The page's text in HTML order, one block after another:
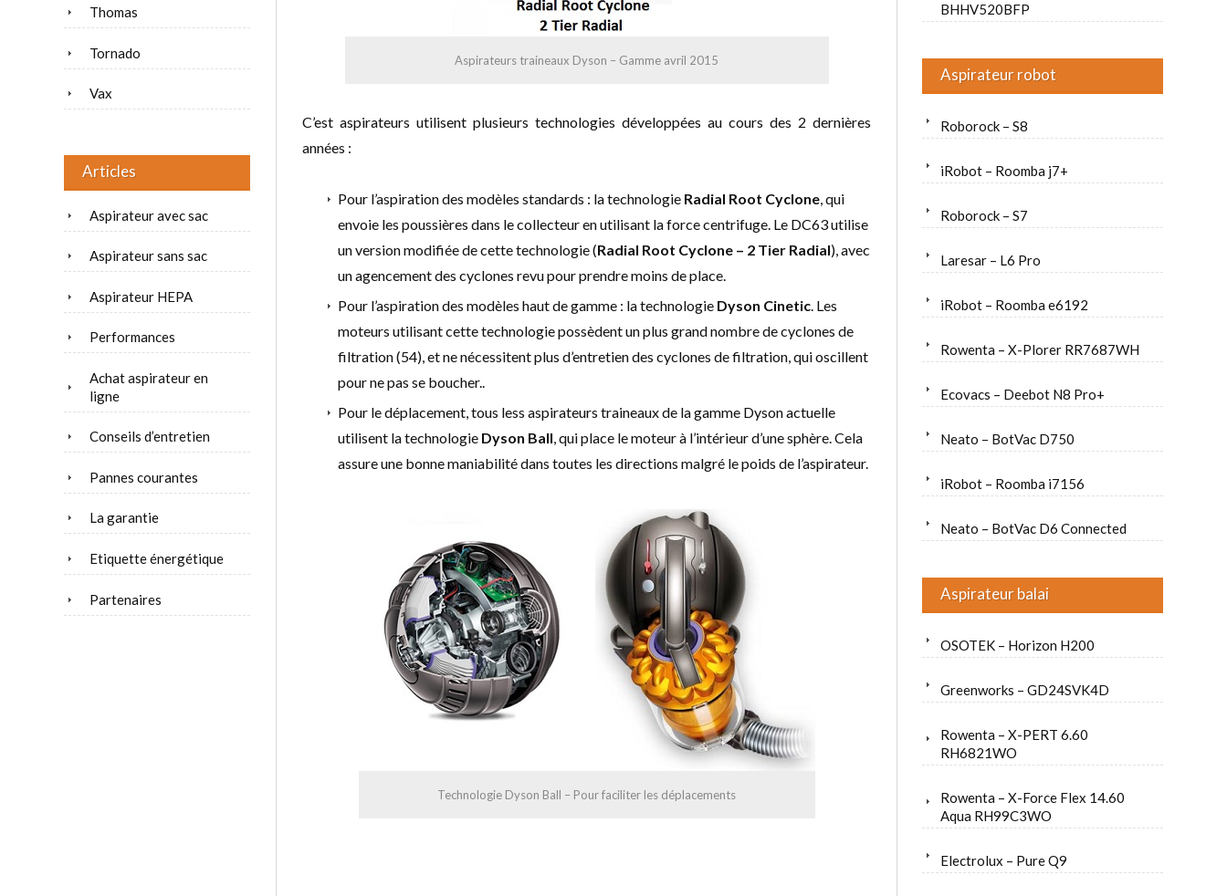
Aspirateurs traineaux Dyson – Gamme avril 2015
C’est aspirateurs utilisent plusieurs technologies développées au cours des 2 dernières
années :
Pour l’aspiration des modèles standards : la technologie Radial Root Cyclone, qui
envoie les poussières dans le collecteur en utilisant la force centrifuge. Le DC63 utilise
un version modifiée de cette technologie (Radial Root Cyclone – 2 Tier Radial), avec
un agencement des cyclones revu pour prendre moins de place.
Pour l’aspiration des modèles haut de gamme : la technologie Dyson Cinetic. Les
moteurs utilisant cette technologie possèdent un plus grand nombre de cyclones de
filtration (54), et ne nécessitent plus d’entretien des cyclones de filtration, qui oscillent
pour ne pas se boucher..
Pour le déplacement, tous less aspirateurs traineaux de la gamme Dyson actuelle
utilisent la technologie Dyson Ball, qui place le moteur à l’intérieur d’une sphère. Cela
assure une bonne maniabilité dans toutes les directions malgré le poids de l’aspirateur.
Technologie Dyson Ball – Pour faciliter les déplacements
BHHV520BFP
Aspirateur robot
Roborock – S8
iRobot – Roomba j7+
Roborock – S7
Laresar – L6 Pro
iRobot – Roomba e6192
Rowenta – X-Plorer RR7687WH
Ecovacs – Deebot N8 Pro+
Neato – BotVac D750
iRobot – Roomba i7156
Neato – BotVac D6 Connected
Aspirateur balai
OSOTEK – Horizon H200
Greenworks – GD24SVK4D
Rowenta – X-PERT 6.60
RH6821WO
Rowenta – X-Force Flex 14.60
Aqua RH99C3WO
Electrolux – Pure Q9
Thomas
Tornado
Vax
Articles
Aspirateur avec sac
Aspirateur sans sac
Aspirateur HEPA
Performances
Achat aspirateur en
ligne
Conseils d’entretien
Pannes courantes
La garantie
Etiquette énergétique
Partenaires